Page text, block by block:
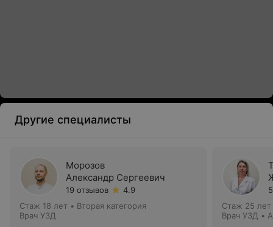
Другие специалисты
Морозов
Александр Сергеевич
19 отзывов
4.9
Стаж 18 лет • Вторая категория
Врач УЗД
Стаж 25 лет
Врач УЗД •